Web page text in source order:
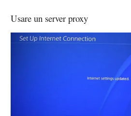
Usare un server proxy